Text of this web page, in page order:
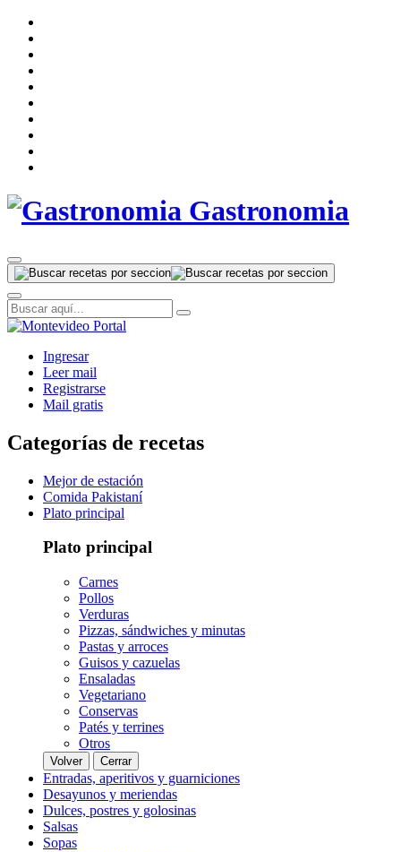
Gastronomia
Ingresar
Leer mail
Registrarse
Mail gratis
Categorías de recetas
Mejor de estación
Comida Pakistaní
Plato principal
Plato principal
Carnes
Pollos
Verduras
Pizzas, sándwiches y minutas
Pastas y arroces
Guisos y cazuelas
Ensaladas
Vegetariano
Conservas
Patés y terrines
Otros
Volver Cerrar
Entradas, aperitivos y guarniciones
Desayunos y meriendas
Dulces, postres y golosinas
Salsas
Sopas